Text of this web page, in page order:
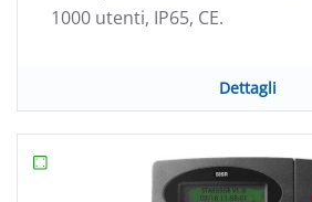
1000 utenti, IP65, CE.
Dettagli